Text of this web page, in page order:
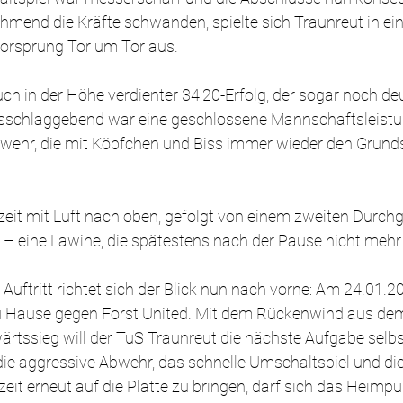
die Kräfte schwanden, spielte sich Traunreut in
Tor um Tor aus.
in der Höhe verdienter 34:20-Erfolg, der sogar noch
war eine geschlossene
die mit Köpfchen und Biss immer wieder den
mit Luft nach oben, gefolgt von einem zweiten
eine Lawine, die spätestens nach der Pause nicht
richtet sich der Blick nun nach vorne: Am
gegen Forst United. Mit dem Rückenwind aus
will der TuS Traunreut die nächste Aufgabe
aggressive Abwehr, das schnelle Umschaltspiel und
erneut auf die Platte zu bringen, darf sich das